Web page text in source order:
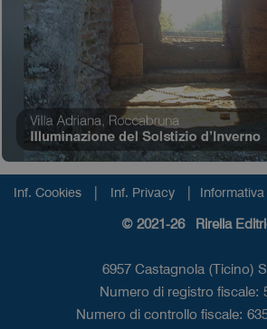
Inf. Cookies | Inf. Privacy | Informativa
© 2021-26 Rirella
6957 Castagnola (Ticino)
Numero di registro fiscale:
Numero di controllo fiscale: